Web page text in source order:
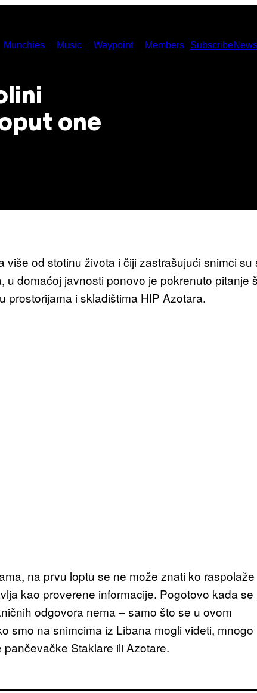
Munchies Music Waypoint Members Subscribe
one
od stotinu života i čiji zastrašujući snimci su
u domaćoj javnosti ponovo je pokrenuto pitanje
prostorijama i skladištima HIP Azotara.
na prvu loptu se ne može znati ko raspolaže
kao proverene informacije. Pogotovo kada se
odgovora nema – samo što se u ovom
smo na snimcima iz Libana mogli videti, mnogo
Staklare ili Azotare.